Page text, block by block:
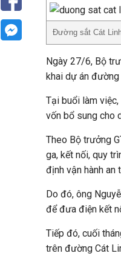
Đường sắt Cát
Ngày 27/6, Bộ
khai dự án
Tại buổi làm
vốn bổ sung cho
Theo Bộ trưởng
ga, kết nối, quy
định vận hành an
Do đó, ông
để đưa điện kết
Tiếp đó, cuối
trên đường Cát